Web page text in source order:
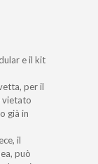
e il kit
per il
vietato
già in
il
può